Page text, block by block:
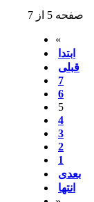
صفحه 5 از 7
«
ابتدا
قبلی
7
6
5
4
3
2
1
بعدی
انتها